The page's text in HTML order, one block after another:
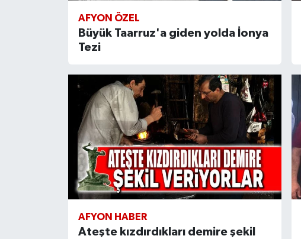
AFYON ÖZEL
Büyük Taarruz'a giden yolda İonya
Tezi
AFYON HABER
Ateşte kızdırdıkları demire şekil